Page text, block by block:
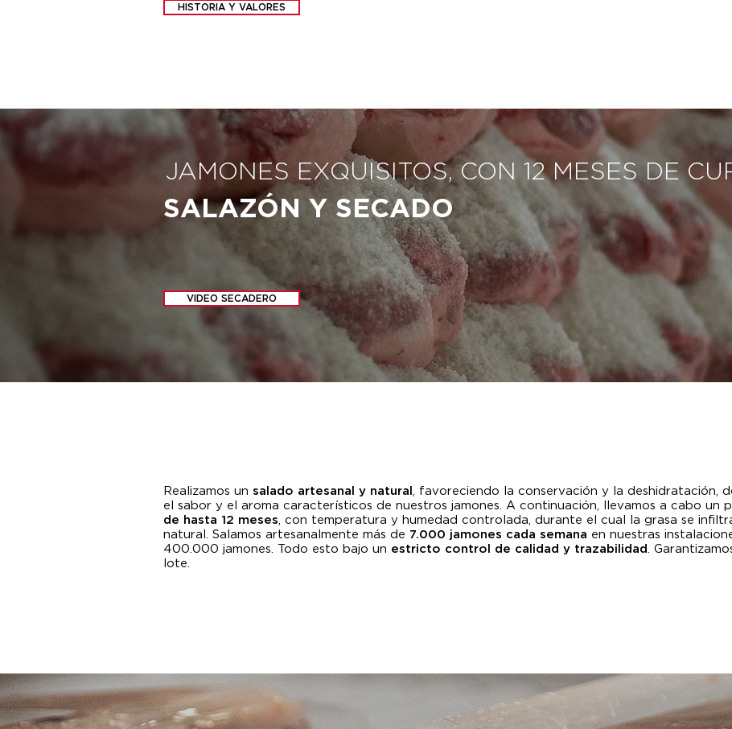
HISTORIA Y VALORES
JAMONES EXQUISITOS, CON 12 MESES DE
SALAZÓN Y SECADO
VIDEO SECADERO
Realizamos un salado artesanal y natural , favoreciendo la conservación y la deshidratación,
el sabor y el aroma característicos de nuestros jamones. A continuación, llevamos a cabo un
de hasta 12 meses, con temperatura y humedad controlada, durante el cual la grasa se
natural. Salamos artesanalmente más de 7.000 jamones cada semana en nuestras
400.000 jamones. Todo esto bajo un estricto control de calidad y trazabilidad.
lote.